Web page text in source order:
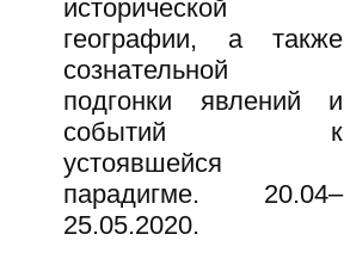
исторической
географии, а также
сознательной
подгонки явлений и
событий к
устоявшейся
парадигме. 20.04–
25.05.2020.